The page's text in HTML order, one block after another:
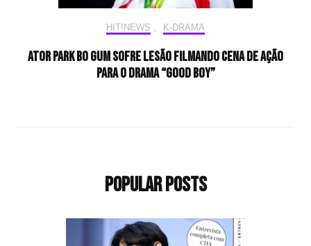
HIT!NEWS K-DRAMA
Ator Park Bo Gum sofre lesão filmando cena de ação
para o drama “Good Boy”
Popular Posts